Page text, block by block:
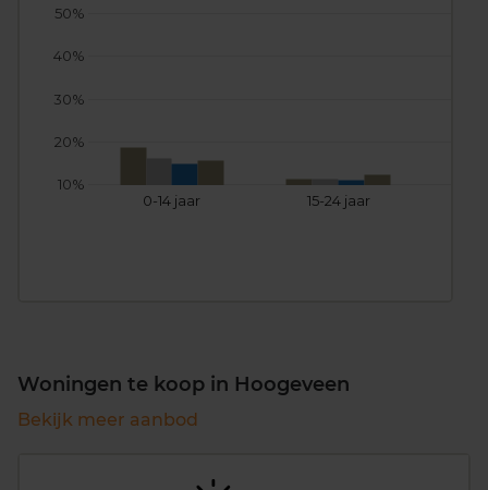
0-14 jaar 15-24 jaar
10%
20%
30%
40%
50%
Woningen te koop in Hoogeveen
Bekijk meer aanbod